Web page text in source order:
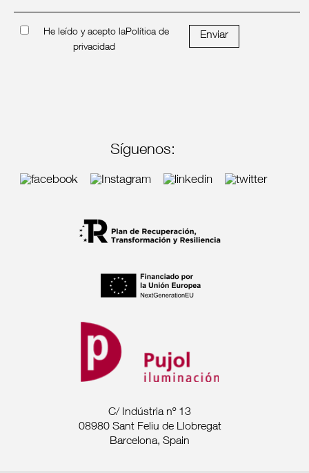
He leído y acepto laPolítica de
privacidad
Enviar
Síguenos:
C/ Indústria nº 13
08980 Sant Feliu de Llobregat
Barcelona, Spain